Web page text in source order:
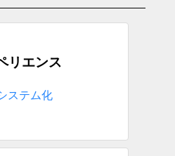
リエンス
ステム化